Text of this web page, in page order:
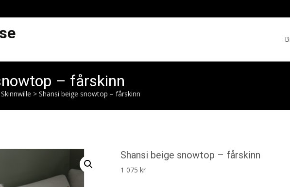
– fårskinn
Skinnwille > Shansi beige snowtop – fårskinn
Shansi beige snowtop – fårskinn
1 075kr